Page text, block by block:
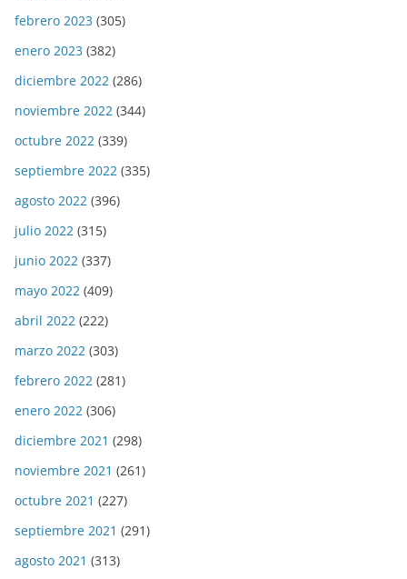
febrero 2023 (305)
enero 2023 (382)
diciembre 2022 (286)
noviembre 2022 (344)
octubre 2022 (339)
septiembre 2022 (335)
agosto 2022 (396)
julio 2022 (315)
junio 2022 (337)
mayo 2022 (409)
abril 2022 (222)
marzo 2022 (303)
febrero 2022 (281)
enero 2022 (306)
diciembre 2021 (298)
noviembre 2021 (261)
octubre 2021 (227)
septiembre 2021 (291)
agosto 2021 (313)